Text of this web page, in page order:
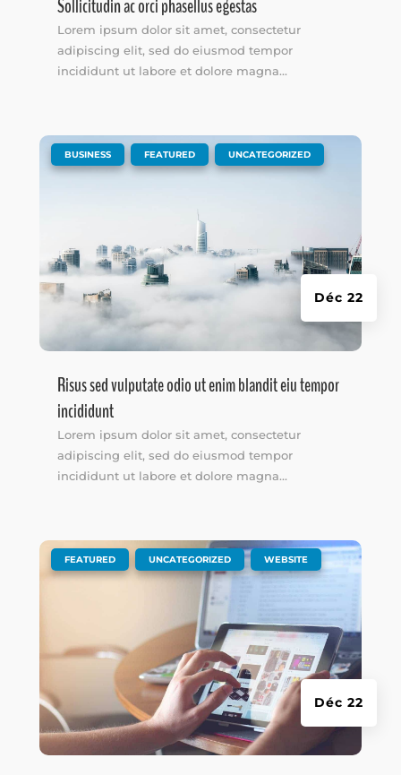
Sollicitudin ac orci phasellus egestas
Lorem ipsum dolor sit amet, consectetur
adipiscing elit, sed do eiusmod tempor
incididunt ut labore et dolore magna...
Risus sed vulputate odio ut enim blandit eiu tempor
incididunt
Déc 22
BUSINESS FEATURED UNCATEGORIZED
Lorem ipsum dolor sit amet, consectetur
adipiscing elit, sed do eiusmod tempor
incididunt ut labore et dolore magna...
Déc 22
FEATURED UNCATEGORIZED WEBSITE